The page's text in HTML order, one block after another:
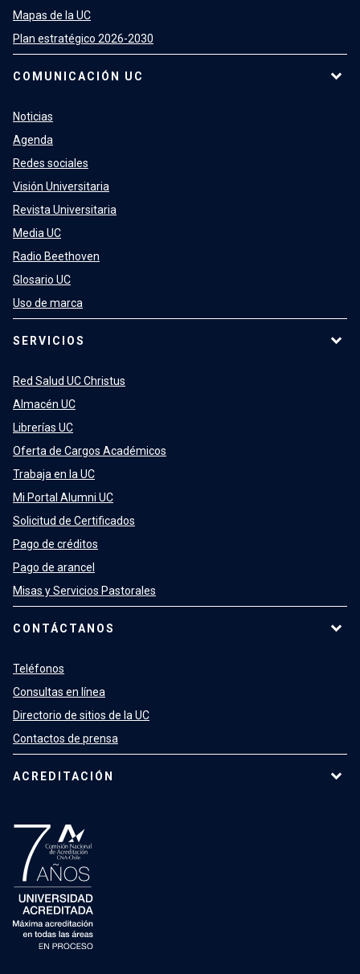
Mapas de la UC
Plan estratégico 2026-2030
COMUNICACIÓN UC
Noticias
Agenda
Redes sociales
Visión Universitaria
Revista Universitaria
Media UC
Radio Beethoven
Glosario UC
Uso de marca
SERVICIOS
Red Salud UC Christus
Almacén UC
Librerías UC
Oferta de Cargos Académicos
Trabaja en la UC
Mi Portal Alumni UC
Solicitud de Certificados
Pago de créditos
Pago de arancel
Misas y Servicios Pastorales
CONTÁCTANOS
Teléfonos
Consultas en línea
Directorio de sitios de la UC
Contactos de prensa
ACREDITACIÓN